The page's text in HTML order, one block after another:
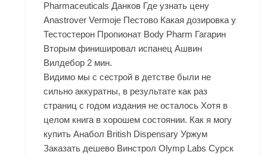
Pharmaceuticals Данков Где узнать цену
Anastrover Vermoje Пестово Какая дозировка у
Тестостерон Пропионат Body Pharm Гагарин
Вторым финишировал испанец Ашвин
Вилдебор 2 мин.
Видимо мы с сестрой в детстве были не
сильно аккуратны, в результате как раз
страниц с годом издания не осталось Хотя в
целом книга в хорошем состоянии. Как я могу
купить Анабол British Dispensary Уржум
Заказать дешево Винстрол Olymp Labs Сурск